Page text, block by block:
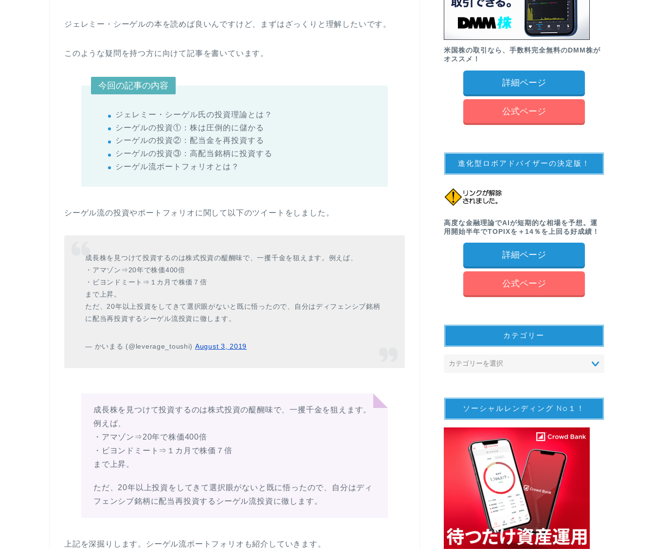
ジェレミー・シーゲルの本を読めば良いんですけど、まずはざっくりと理解したいです。
このような疑問を持つ方に向けて記事を書いています。
今回の記事の内容
ジェレミー・シーゲル氏の投資理論とは？
シーゲルの投資①：株は圧倒的に儲かる
シーゲルの投資②：配当金を再投資する
シーゲルの投資③：高配当銘柄に投資する
シーゲル流ポートフォリオとは？
シーゲル流の投資やポートフォリオに関して以下のツイートをしました。
成長株を見つけて投資するのは株式投資の醍醐味で、一攫千金を狙えます。例えば、
・アマゾン⇒20年で株価400倍
・ビヨンドミート⇒１カ月で株価７倍
まで上昇。
ただ、20年以上投資をしてきて選択眼がないと既に悟ったので、自分はディフェンシブ銘柄
に配当再投資するシーゲル流投資に徹します。
— かいまる (@leverage_toushi) August 3, 2019
成長株を見つけて投資するのは株式投資の醍醐味で、一攫千金を狙えます。
例えば、
・アマゾン⇒20年で株価400倍
・ビヨンドミート⇒１カ月で株価７倍
まで上昇。
ただ、20年以上投資をしてきて選択眼がないと既に悟ったので、自分はディ
フェンシブ銘柄に配当再投資するシーゲル流投資に徹します。
上記を深掘りします。シーゲル流ポートフォリオも紹介していきます。
米国株の取引なら、手数料完全無料のDMM株が
オススメ！
詳細ページ
公式ページ
進化型ロボアドバイザーの決定版！
高度な金融理論でAIが短期的な相場を予想。運
用開始半年でTOPIXを＋14％を上回る好成績！
詳細ページ
公式ページ
カテゴリー
ソーシャルレンディング No１！